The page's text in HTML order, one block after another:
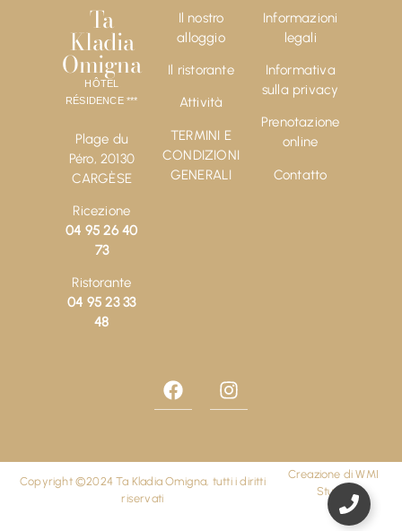
Il nostro
alloggio
Il ristorante
Attività
TERMINI E
CONDIZIONI
GENERALI
Ta
Kladia
Omigna
HÔTEL
RÉSIDENCE ***
Plage du
Péro, 20130
CARGÈSE
Ricezione
04 95 26 40
73
Ristorante
04 95 23 33
48
Informazioni
legali
Informativa
sulla privacy
Prenotazione
online
Contatto
Copyright ©2024 Ta Kladia Omigna, tutti i diritti
riservati
Creazione diWMI
Studio